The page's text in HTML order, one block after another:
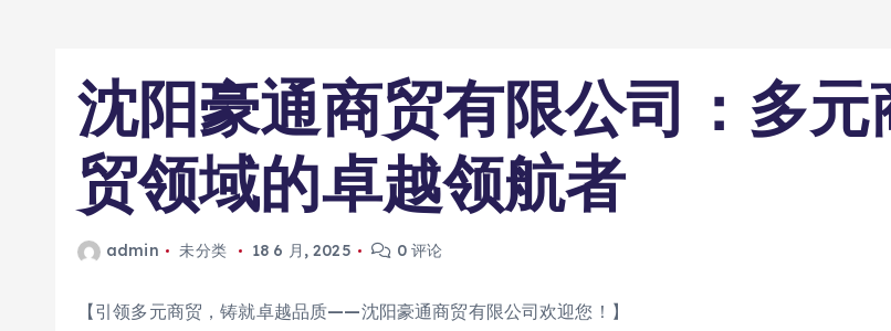
沈阳豪通商贸有限公司：多元
贸领域的卓越领航者
admin 未分类 18 6 月, 2025 0 评论
【引领多元商贸，铸就卓越品质——沈阳豪通商贸有限公司欢迎您！】